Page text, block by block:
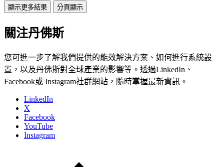
顯示更多結果 分頁顯示
關注丹佛斯
您可進一步了解我們提供的能效解決方案、如何進行系統設
置，以及丹佛斯對全球產業的影響等。透過LinkedIn、
Facebook或 Instagram社群網站，隨時掌握最新資訊。
LinkedIn
X
Facebook
YouTube
Instagram